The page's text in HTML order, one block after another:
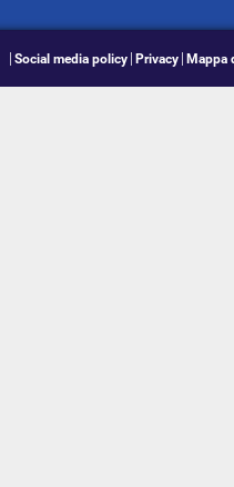
Social media policy Privacy Mappa